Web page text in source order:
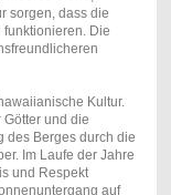
sorgen, dass die
funktionieren. Die
Kultur.
und die
des Berges durch die
Im Laufe der Jahre
und Respekt
auf